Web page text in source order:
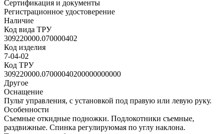
Сертификация и документы
Регистрационное удостоверение
Наличие
Код вида ТРУ
309220000.070000402
Код изделия
7-04-02
Код ТРУ
309220000.07000040200000000000
Другое
Оснащение
Пульт управления, с установкой под правую или левую руку.
Особенности
Съемные откидные подножки. Подлокотники съемные,
раздвижные. Спинка регулируюмая по углу наклона.